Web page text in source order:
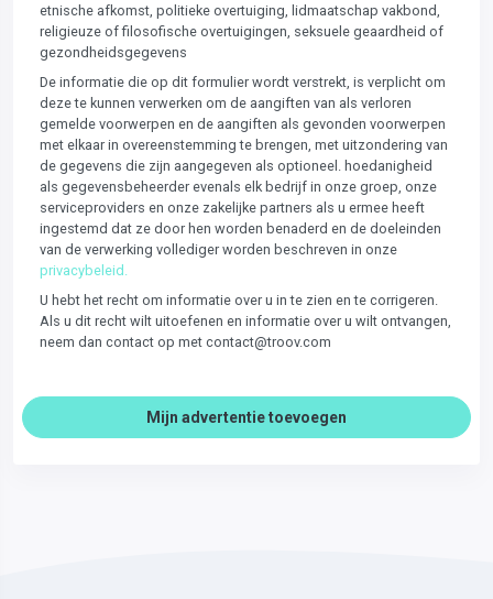
etnische afkomst, politieke overtuiging, lidmaatschap vakbond,
religieuze of filosofische overtuigingen, seksuele geaardheid of
gezondheidsgegevens
De informatie die op dit formulier wordt verstrekt, is verplicht om
deze te kunnen verwerken om de aangiften van als verloren
gemelde voorwerpen en de aangiften als gevonden voorwerpen
met elkaar in overeenstemming te brengen, met uitzondering van
de gegevens die zijn aangegeven als optioneel. hoedanigheid
als gegevensbeheerder evenals elk bedrijf in onze groep, onze
serviceproviders en onze zakelijke partners als u ermee heeft
ingestemd dat ze door hen worden benaderd en de doeleinden
van de verwerking vollediger worden beschreven in onze
privacybeleid.
U hebt het recht om informatie over u in te zien en te corrigeren.
Als u dit recht wilt uitoefenen en informatie over u wilt ontvangen,
neem dan contact op met contact@troov.com
Mijn advertentie toevoegen